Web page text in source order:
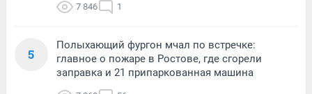
7 846 1
5
Полыхающий фургон мчал по встречке:
главное о пожаре в Ростове, где сгорели
заправка и 21 припаркованная машина